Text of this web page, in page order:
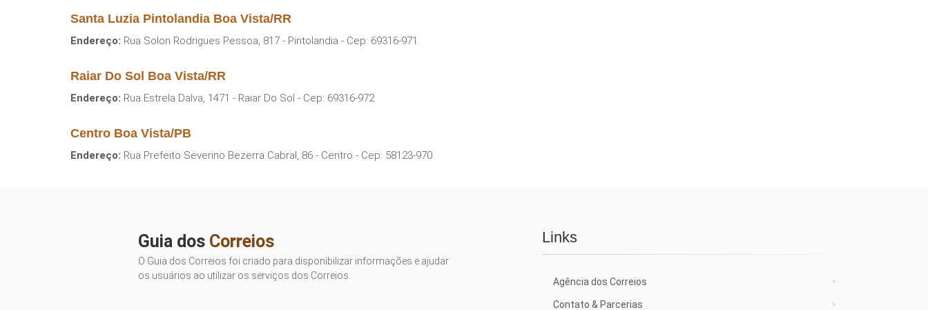
Santa Luzia Pintolandia Boa Vista/RR
Endereço: Rua Solon Rodrigues Pessoa, 817 - Pintolandia - Cep: 69316-971
Raiar Do Sol Boa Vista/RR
Endereço: Rua Estrela Dalva, 1471 - Raiar Do Sol - Cep: 69316-972
Centro Boa Vista/PB
Endereço: Rua Prefeito Severino Bezerra Cabral, 86 - Centro - Cep: 58123-970
Guia dos Correios
O Guia dos Correios foi criado para disponibilizar informações e ajudar
os usuários ao utilizar os serviços dos Correios.
Links
Agência dos Correios
Contato & Parcerias